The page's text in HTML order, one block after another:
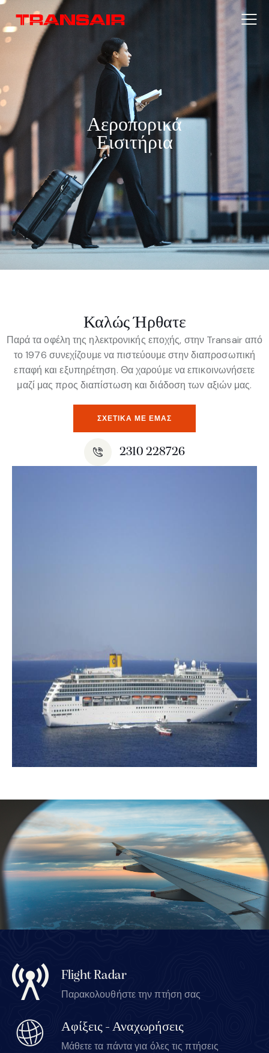
Αεροπορικά
Εισιτήρια
Καλώς Ήρθατε
Παρά τα οφέλη της ηλεκτρονικής εποχής, στην Transair από
το 1976 συνεχίζουμε να πιστεύουμε στην διαπροσωπική
επαφή και εξυπηρέτηση. Θα χαρούμε να επικοινωνήσετε
μαζί μας προς διαπίστωση και διάδοση των αξιών μας.
ΣΧΕΤΙΚΆ ΜΕ ΕΜΆΣ
2310 228726
Flight Radar
Παρακολουθήστε την πτήση σας
Αφίξεις - Αναχωρήσεις
Μάθετε τα πάντα για όλες τις πτήσεις